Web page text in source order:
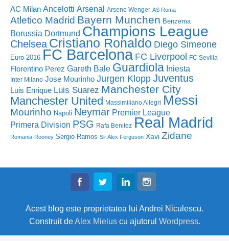
AC Milan Ancelotti Arsenal Arsene Wenger AS Roma
Atletico Madrid Bayern Munchen Benzema
Borussia Dortmund Champions League
Chelsea Cristiano Ronaldo Diego Simeone
Euro 2016 FC Barcelona FC Liverpool FC Sevilla
Florentino Perez Gareth Bale Guardiola Iniesta
Inter Milano Jose Mourinho Jurgen Klopp Juventus
Luis Enrique Luis Suarez Manchester City
Manchester United Massimiliano Allegri Messi
Mourinho Napoli Neymar Premier League
Primera Division PSG Rafa Benitez Real Madrid
Romania Rooney Sergio Ramos Sir Alex Ferguson Xavi Zidane
Acest blog este proprietatea lui Andrei Niculescu.
Construit deAlex Mieluscu ajutorul Wordpress.